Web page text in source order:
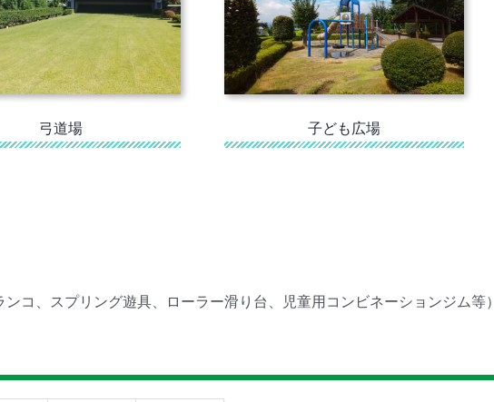
弓道場 子ども広場
コ、スプリング遊具、ローラー滑り台、児童用コンビネーションジム等）